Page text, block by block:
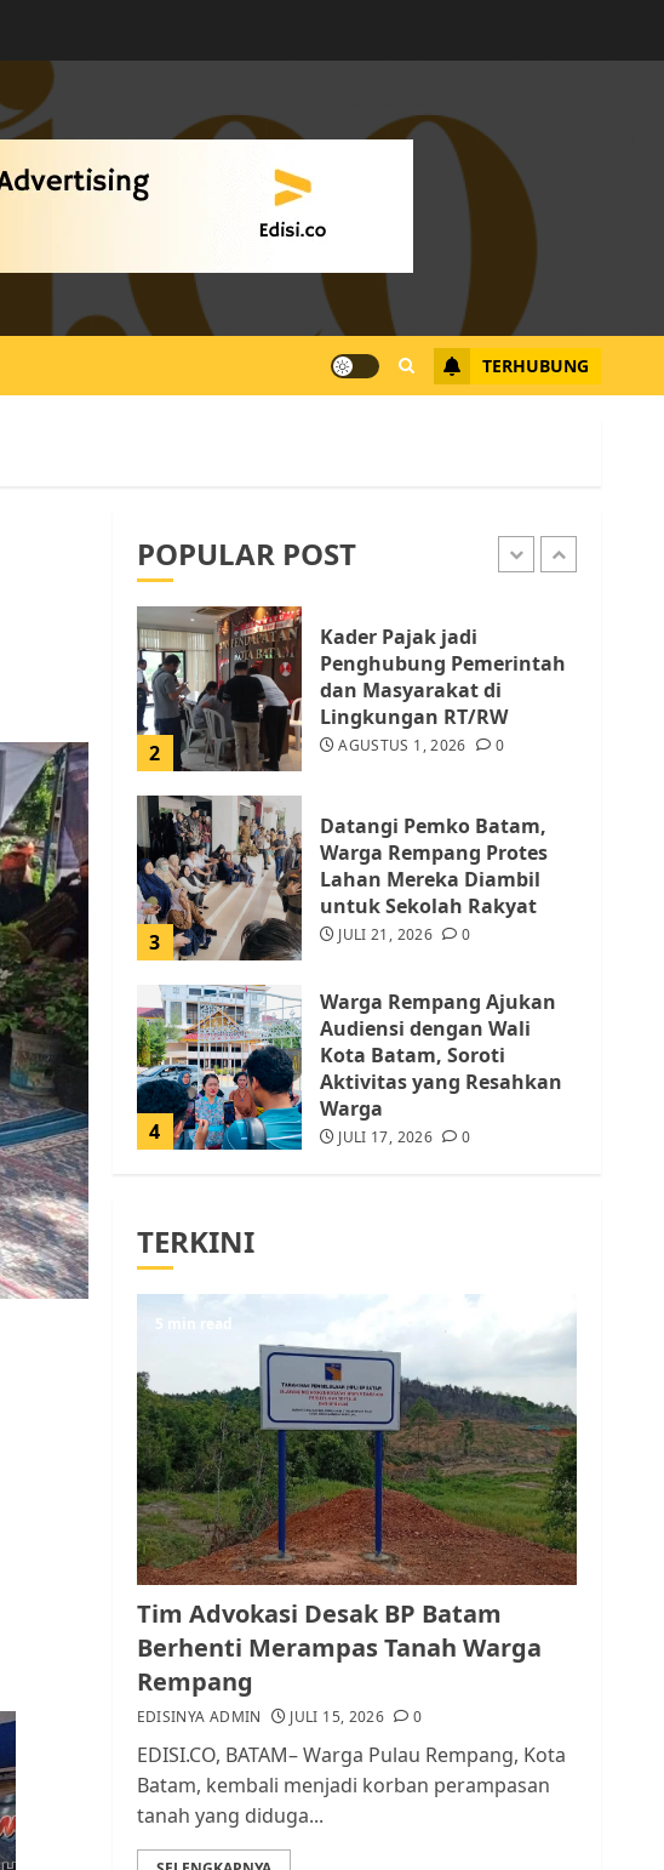
TERHUBUNG
POPULAR POST
Warga Rempang Ajukan
Kota Batam, Soroti
Aktivitas yang Resahkan
0
Batam Berhenti
Merampas Tanah Warga
Rempang
JULI 15, 2026
1 AGUSTUS 1, 2026
2
Kader Pajak jadi
Penghubung Pemerintah
dan Masyarakat di
Lingkungan RT/RW
AGUSTUS 1, 2026 0
3
Datangi Pemko Batam,
Warga Rempang Protes
Lahan Mereka Diambil
untuk Sekolah Rakyat
JULI 21, 2026 0
4
Warga Rempang Ajukan
Audiensi dengan Wali
Kota Batam, Soroti
Aktivitas yang Resahkan
Warga
JULI 17, 2026 0
5 JULI 15, 2026
1
Pemko Batam Tegaskan
RT dan RW bukan Petugas
Pendataan dan
Pemungutan Pajak
AGUSTUS 1, 2026 0
2
Kader Pajak jadi
Penghubung Pemerintah
dan Masyarakat di
Lingkungan RT/RW
Datangi Pemko Batam,
Warga Rempang Protes
Lahan Mereka Diambil
TERKINI
5 min read
Tim Advokasi Desak BP Batam
Berhenti Merampas Tanah Warga
Rempang
EDISINYA ADMIN JULI 15, 2026 0
EDISI.CO, BATAM– Warga Pulau Rempang, Kota
Batam, kembali menjadi korban perampasan
tanah yang diduga...